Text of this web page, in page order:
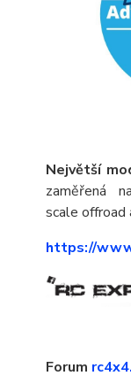
Největší
zaměřená
scale offroad
https://
Forum